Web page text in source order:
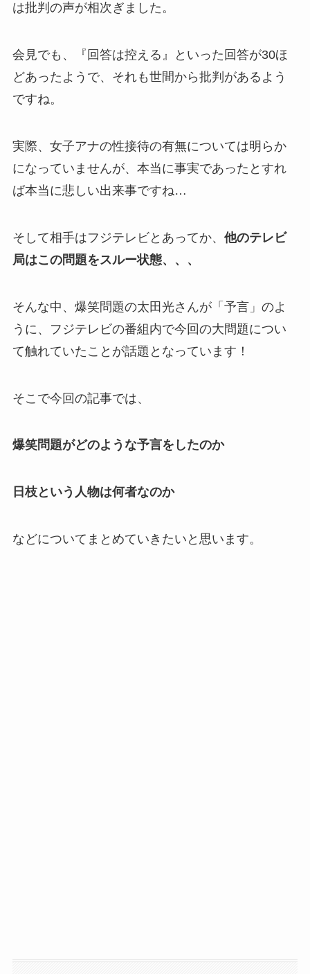
は批判の声が相次ぎました。
会見でも、『回答は控える』といった回答が30ほ
どあったようで、それも世間から批判があるよう
ですね。
実際、女子アナの性接待の有無については明らか
になっていませんが、本当に事実であったとすれ
ば本当に悲しい出来事ですね…
そして相手はフジテレビとあってか、 他のテレビ
局はこの問題をスルー状態、、、
そんな中、爆笑問題の太田光さんが「予言」のよ
うに、フジテレビの番組内で今回の大問題につい
て触れていたことが話題となっています！
そこで今回の記事では、
爆笑問題がどのような予言をしたのか
日枝という人物は何者なのか
などについてまとめていきたいと思います。